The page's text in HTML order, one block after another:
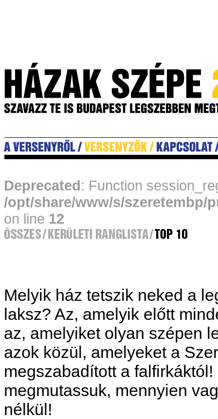
Deprecated: Function
/opt/share/www/s/szeretembp/
on line 12
Melyik ház tetszik neked a
laksz? Az, amelyik előtt
az, amelyiket olyan szépen
azok közül, amelyeket a
megszabadított a
megmutassuk, mennyien
nélkül!